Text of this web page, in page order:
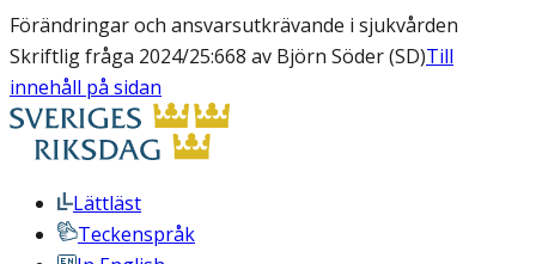
Förändringar och ansvarsutkrävande i sjukvården
Skriftlig fråga 2024/25:668 av Björn Söder (SD)Till
innehåll på sidan
Lättläst
Teckenspråk